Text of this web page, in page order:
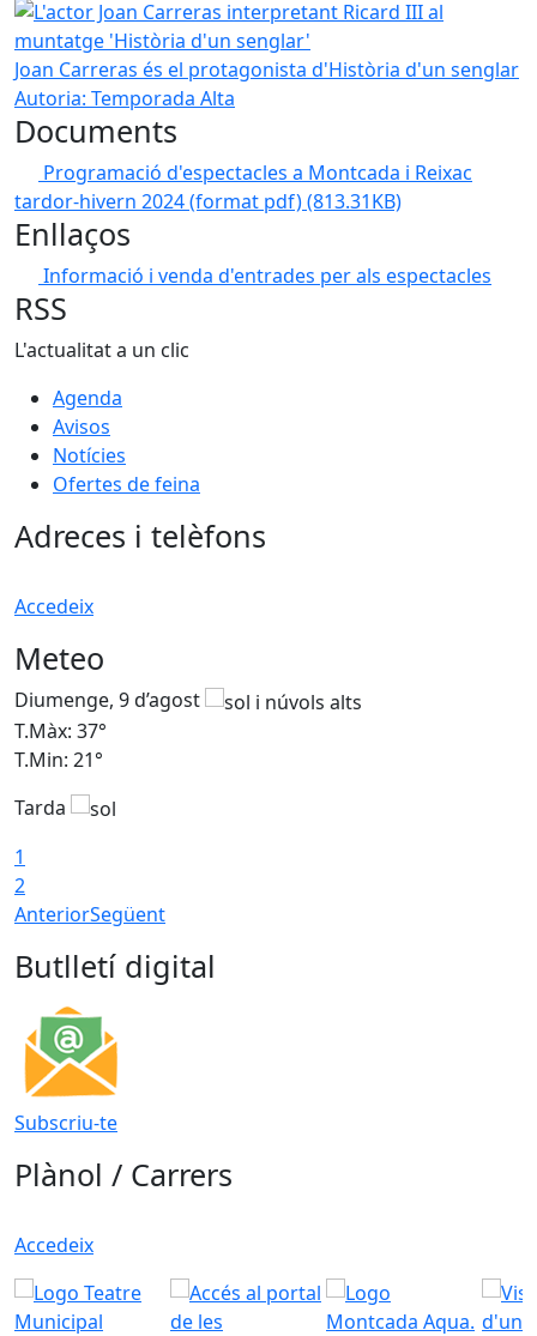
L'actor Joan Carreras interpretant Ricard III al muntatge
Joan Carreras és el protagonista d'Història d'un senglar
Autoria: Temporada Alta
Documents
Programació d'espectacles a Montcada i Reixac
tardor-hivern 2024 (format pdf)(813.31KB)
Enllaços
Informació i venda d'entrades per als espectacles
RSS
L'actualitat a un clic
Agenda
Avisos
Notícies
Ofertes de feina
Adreces i telèfons
Accedeix
Meteo
Diumenge, 9 d’agost
T.Màx: 37°
T.Min: 21°
Tarda
1
2
AnteriorSegüent
Butlletí digital
Subscriu-te
Plànol / Carrers
Accedeix